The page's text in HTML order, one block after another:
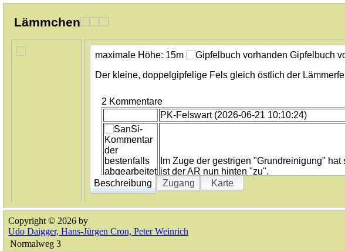
Lämmchen
Beschreibung Zugang Karte
maximale Höhe: 15m
Gipfelbuch
Der kleine, doppelgipfelige Fels gleich östlich der
2 Kommentare
PK-Felswart (2026-06-21 10:10:24)
Im Zuge der gestrigen "Grundreinigung"
ist der AR nun hinten "zu".
Copyright © 2026 by
Udo Daigger, Hans-Jürgen Cron, Peter Weinrich
Normalweg 3